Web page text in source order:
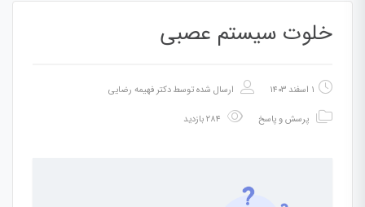
خلوت سیستم عصبی
۱ اسفند ۱۴۰۳ ارسال شده توسطدکتر فهیمه رضایی
پرسش و پاسخ